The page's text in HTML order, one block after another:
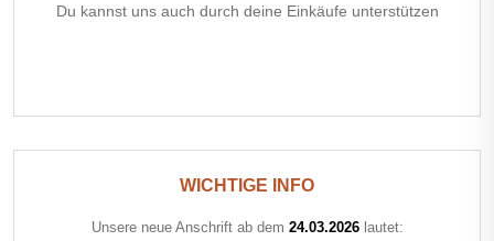
Du kannst uns auch durch deine Einkäufe unterstützen
WICHTIGE INFO
Unsere neue Anschrift ab dem 24.03.2026lautet: